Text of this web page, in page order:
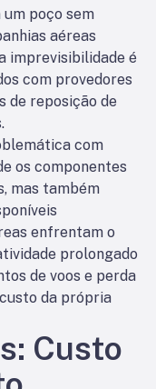
poço sem
aéreas
imprevisibilidade é
com provedores
de reposição de
com
os componentes
mas também
enfrentam o
prolongado
de voos e perda
da própria
Custo